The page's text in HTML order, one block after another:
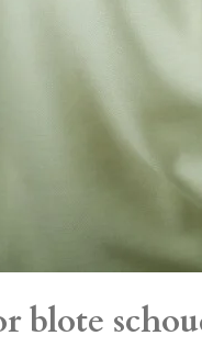
blote